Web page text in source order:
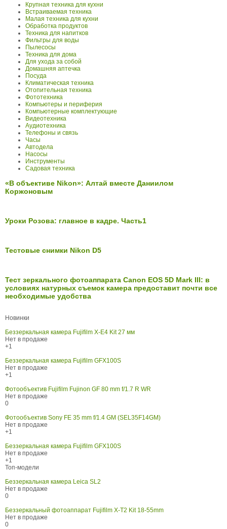
Крупная техника для кухни
Встраиваемая техника
Малая техника для кухни
Обработка продуктов
Техника для напитков
Фильтры для воды
Пылесосы
Техника для дома
Для ухода за собой
Домашняя аптечка
Посуда
Климатическая техника
Отопительная техника
Фототехника
Компьютеры и периферия
Компьютерные комплектующие
Видеотехника
Аудиотехника
Телефоны и связь
Часы
Автодела
Насосы
Инструменты
Садовая техника
«В объективе Nikon»: Алтай вместе Даниилом
Коржоновым
Уроки Розова: главное в кадре. Часть1
Тестовые снимки Nikon D5
Тест зеркального фотоаппарата Canon EOS 5D Mark III: в
условиях натурных съемок камера предоставит почти все
необходимые удобства
Новинки
Беззеркальная камера Fujifilm X-E4 Kit 27 мм
Нет в продаже
+1
Беззеркальная камера Fujifilm GFX100S
Нет в продаже
+1
Фотообъектив Fujifilm Fujinon GF 80 mm f/1.7 R WR
Нет в продаже
0
Фотообъектив Sony FE 35 mm f/1.4 GM (SEL35F14GM)
Нет в продаже
+1
Беззеркальная камера Fujifilm GFX100S
Нет в продаже
+1
Топ-модели
Беззеркальная камера Leica SL2
Нет в продаже
0
Беззеркальный фотоаппарат Fujifilm X-T2 Kit 18-55mm
Нет в продаже
0